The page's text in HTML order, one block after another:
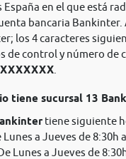
España en el que está
bancaria Bankinter.
los 4 caracteres
de control y número de
tiene sucursal 13
tiene siguiente
a Jueves de 8:30h
Lunes a Jueves de